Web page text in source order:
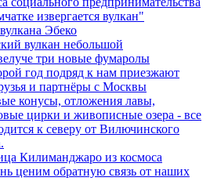
извергается вулкан"
Эбеко
вулкан небольшой
три новые фумаролы
год подряд к нам приезжают
и партнёры с Москвы
конусы, отложения лавы,
цирки и живописные озера - все
к северу от Вилючинского
Килиманджаро из космоса
ценим обратную связь от наших